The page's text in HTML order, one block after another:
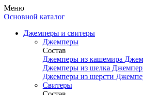
Меню
Основной каталог
Джемперы и свитеры
Джемперы
Состав
Джемперы из кашемира
Джемперы из шелка
Джемперы из шерсти
Свитеры